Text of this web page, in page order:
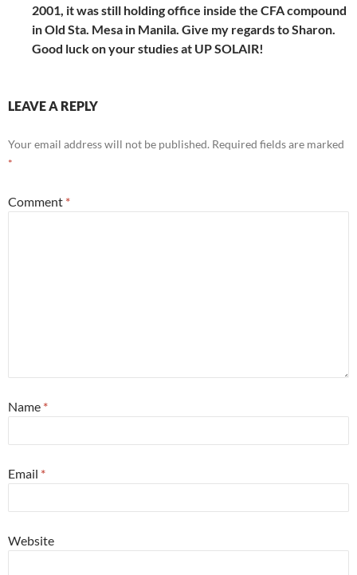
2001, it was still holding office inside the CFA compound
in Old Sta. Mesa in Manila. Give my regards to Sharon.
Good luck on your studies at UP SOLAIR!
LEAVE A REPLY
Your email address will not be published. Required fields are marked
*
Comment *
Name *
Email *
Website